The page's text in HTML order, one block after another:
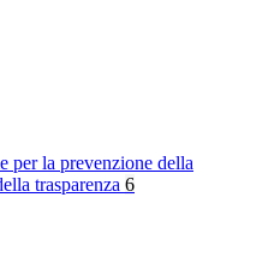
per la prevenzione della
trasparenza 6